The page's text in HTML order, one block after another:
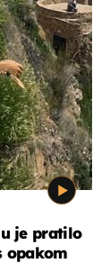
je pratilo
opakom